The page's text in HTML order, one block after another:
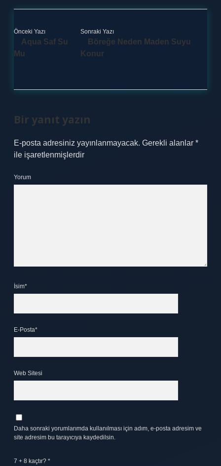
Önceki Yazı
Aqua Saf Su
Mu
Sonraki Yazı
Böreğe Neden Maden Suyu
Konur
Bir yanıt yazın
E-posta adresiniz yayınlanmayacak. Gerekli alanlar *
ile işaretlenmişlerdir
Yorum
İsim*
E-Posta*
Web Sitesi
Daha sonraki yorumlarımda kullanılması için adım, e-posta adresim ve
site adresim bu tarayıcıya kaydedilsin.
7 + 8 kaçtır? *